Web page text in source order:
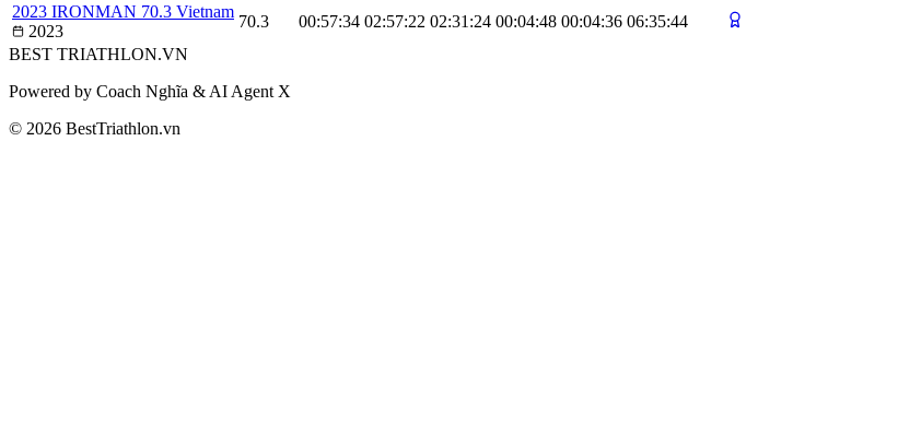
2023 IRONMAN 70.3 Vietnam
2023
70.3 00:57:34 02:57:22 02:31:24 00:04:48 00:04:36 06:35:44
BEST TRIATHLON.VN
Powered by Coach Nghĩa & AI Agent X
© 2026 BestTriathlon.vn